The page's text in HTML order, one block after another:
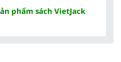
phẩm sách VietJack